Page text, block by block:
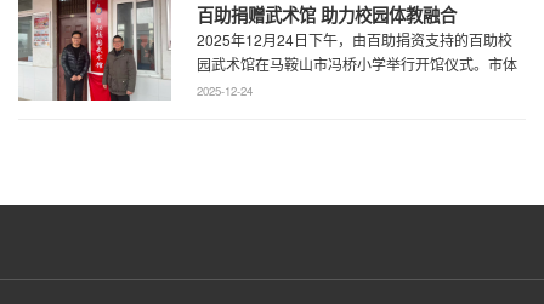
百助捐赠武术馆 助力校园体教融合
2025年12月24日下午，由百助捐资支持的百助校
园武术馆在马鞍山市冯桥小学举行开馆仪式。市体
育局王鹏处长、花山区教育局华俊局长、 ...
2025-12-24